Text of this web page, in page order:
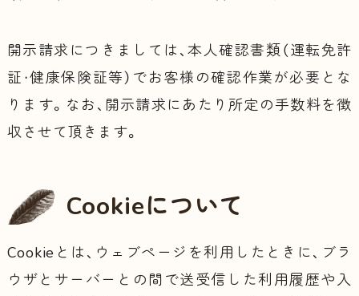
開示請求につきましては、本人確認書類（運転免許
証・健康保険証等）でお客様の確認作業が必要とな
ります。なお、開示請求にあたり所定の手数料を徴
収させて頂きます。
Cookieについて
Cookieとは、ウェブページを利用したときに、ブラ
ウザとサーバーとの間で送受信した利用履歴や入